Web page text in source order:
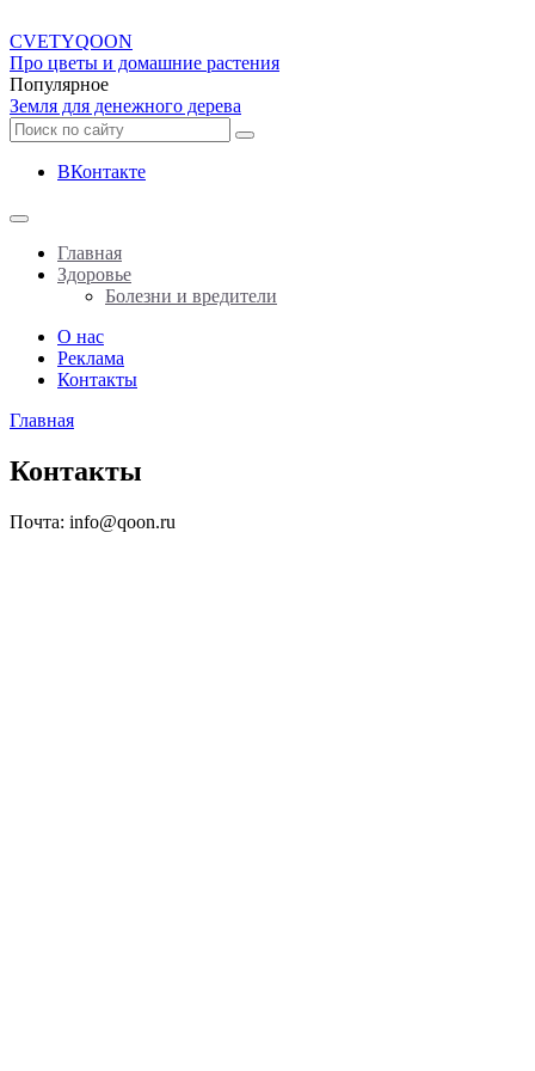
CVETYQOON
Про цветы и домашние растения
Популярное
Земля для денежного дерева
ВКонтакте
Главная
Здоровье
Болезни и вредители
О нас
Реклама
Контакты
Главная
Контакты
Почта: info@qoon.ru